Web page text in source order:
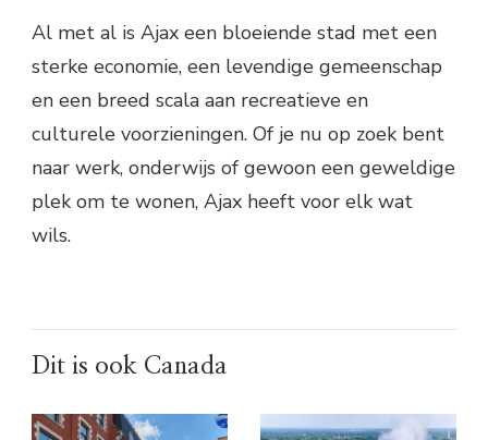
Al met al is Ajax een bloeiende stad met een
sterke economie, een levendige gemeenschap
en een breed scala aan recreatieve en
culturele voorzieningen. Of je nu op zoek bent
naar werk, onderwijs of gewoon een geweldige
plek om te wonen, Ajax heeft voor elk wat
wils.
Dit is ook Canada